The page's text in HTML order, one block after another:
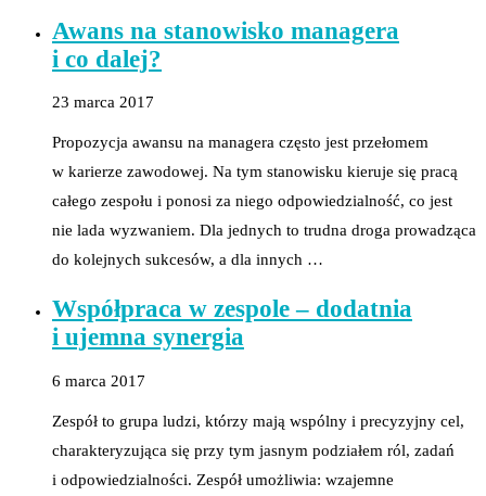
Awans na stanowisko managera
i co dalej?
23 marca 2017
Propozycja awansu na managera często jest przełomem
w karierze zawodowej. Na tym stanowisku kieruje się pracą
całego zespołu i ponosi za niego odpowiedzialność, co jest
nie lada wyzwaniem. Dla jednych to trudna droga prowadząca
do kolejnych sukcesów, a dla innych …
Współpraca w zespole – dodatnia
i ujemna synergia
6 marca 2017
Zespół to grupa ludzi, którzy mają wspólny i precyzyjny cel,
charakteryzująca się przy tym jasnym podziałem ról, zadań
i odpowiedzialności. Zespół umożliwia: wzajemne